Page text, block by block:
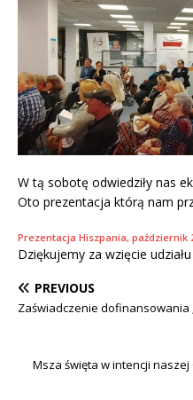
W tą sobotę odwiedziły nas
Oto prezentacja którą nam
Prezentacja Hiszpania, październik
Dziękujemy za wzięcie udziału
PREVIOUS
Zaświadczenie dofinansowania
Msza święta w intencji